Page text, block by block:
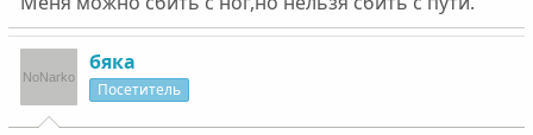
бяка
Посетитель